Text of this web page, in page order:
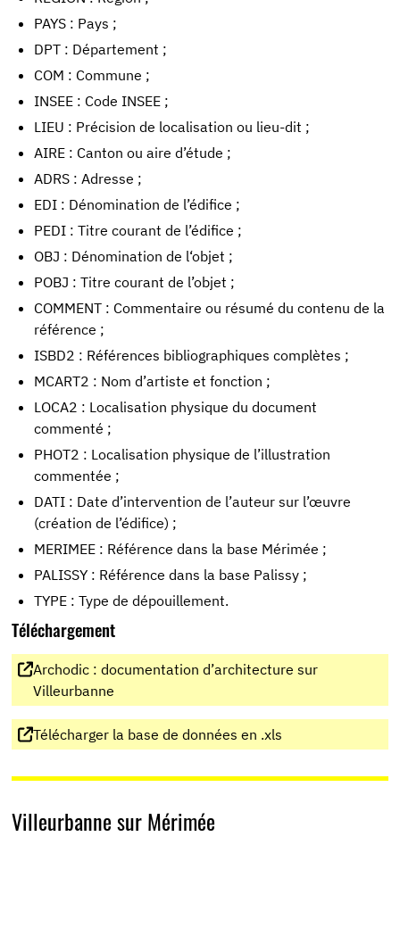
PAYS : Pays ;
DPT : Département ;
COM : Commune ;
INSEE : Code INSEE ;
LIEU : Précision de localisation ou lieu-dit ;
AIRE : Canton ou aire d’étude ;
ADRS : Adresse ;
EDI : Dénomination de l’édifice ;
PEDI : Titre courant de l’édifice ;
OBJ : Dénomination de l‘objet ;
POBJ : Titre courant de l’objet ;
COMMENT : Commentaire ou résumé du contenu de la
référence ;
ISBD2 : Références bibliographiques complètes ;
MCART2 : Nom d’artiste et fonction ;
LOCA2 : Localisation physique du document
commenté ;
PHOT2 : Localisation physique de l’illustration
commentée ;
DATI : Date d’intervention de l’auteur sur l’œuvre
(création de l’édifice) ;
MERIMEE : Référence dans la base Mérimée ;
PALISSY : Référence dans la base Palissy ;
TYPE : Type de dépouillement.
Téléchargement
Archodic : documentation d’architecture sur
Villeurbanne
Télécharger la base de données en .xls
Villeurbanne sur Mérimée